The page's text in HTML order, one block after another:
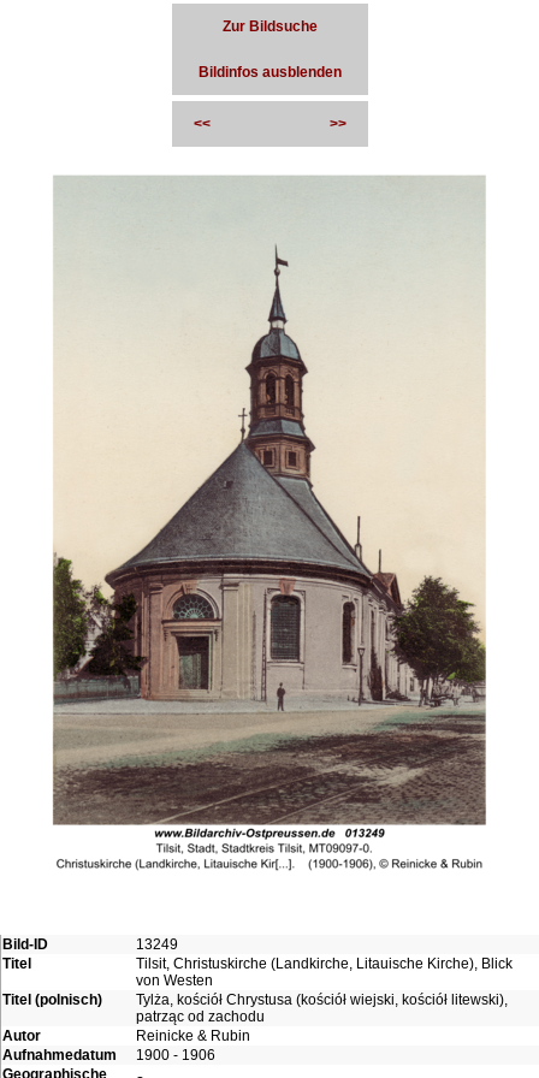
Zur Bildsuche
Bildinfos ausblenden
<< >>
Bild-ID
13249
Titel
Tilsit, Christuskirche (Landkirche, Litauische Kirche), Blick
von Westen
Titel (polnisch)
Tylża, kościół Chrystusa (kościół wiejski, kościół litewski),
patrząc od zachodu
Autor
Reinicke & Rubin
Aufnahmedatum
1900 - 1906
Geographische